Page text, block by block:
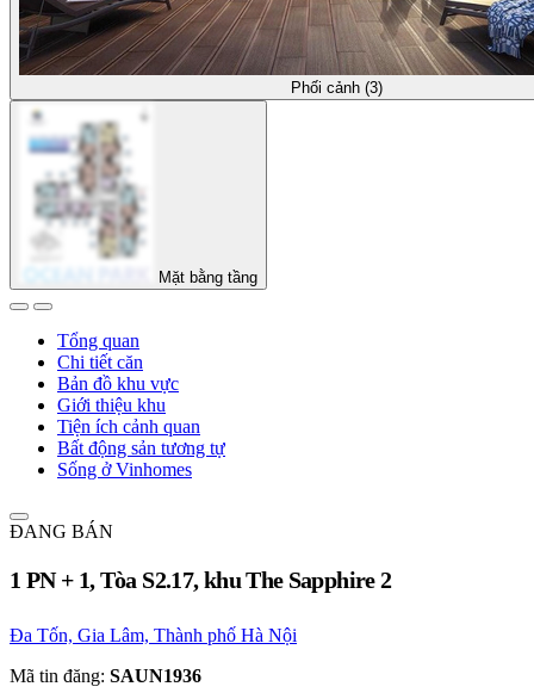
Phối cảnh (3)
Mặt bằng tầng
Tổng quan
Chi tiết căn
Bản đồ khu vực
Giới thiệu khu
Tiện ích cảnh quan
Bất động sản tương tự
Sống ở Vinhomes
ĐANG BÁN
1 PN + 1, Tòa S2.17, khu The Sapphire 2
Đa Tốn, Gia Lâm, Thành phố Hà Nội
Mã tin đăng: SAUN1936